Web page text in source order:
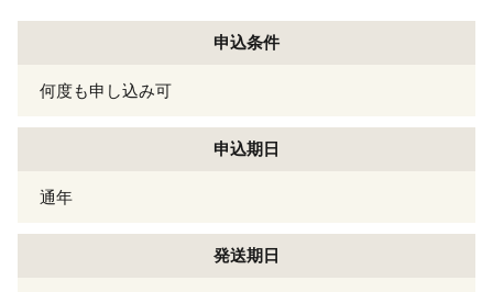
申込条件
何度も申し込み可
申込期日
通年
発送期日